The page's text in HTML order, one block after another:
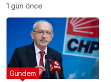
“Mesele Siyaset Değil,
Kamu Yararı”
1 gün önce
Gündem